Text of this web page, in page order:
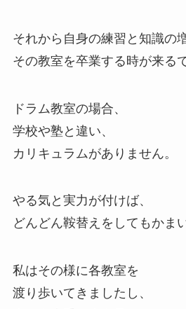
それから自身の練習と知識の
その教室を卒業する時が来る
ドラム教室の場合、
学校や塾と違い、
カリキュラムがありません。
やる気と実力が付けば、
どんどん鞍替えをしてもかま
私はその様に各教室を
渡り歩いてきましたし、